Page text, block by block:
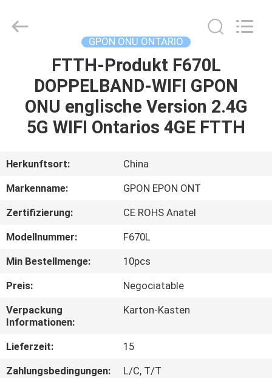
PRODUKTE
UNS
AUSFLUG
QUALITÄTSKONTROLLE
TRETEN
SIE
MIT
UNS
LIMITED.
GPON ONU ONTARIO
FTTH-Produkt F670L
DOPPELBAND-WIFI GPON
ONU englische Version 2.4G
5G WIFI Ontarios 4GE FTTH
Herkunftsort:
China
Markenname:
GPON EPON ONT
Zertifizierung:
CE ROHS Anatel
Modellnummer:
F670L
Min Bestellmenge:
10pcs
Preis:
Negociatable
Verpackung
Informationen:
Karton-Kasten
Lieferzeit:
15
Zahlungsbedingungen:
L/C, T/T